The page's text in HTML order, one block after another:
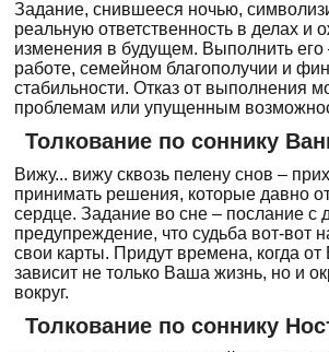
Задание, снившееся ночью,
реальную ответственность в делах и
изменения в будущем. Выполнить его
работе, семейном благополучии и
стабильности. Отказ от выполнения
проблемам или упущенным
Толкование по соннику
Вижу... вижу сквозь пелену снов –
принимать решения, которые давно
сердце. Задание во сне – послание с
предупреждение, что судьба вот-вот
свои карты. Придут времена, когда
зависит не только Ваша жизнь, но и
вокруг.
Толкование по соннику